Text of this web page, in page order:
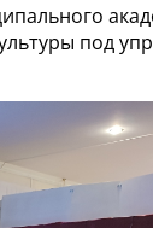
под